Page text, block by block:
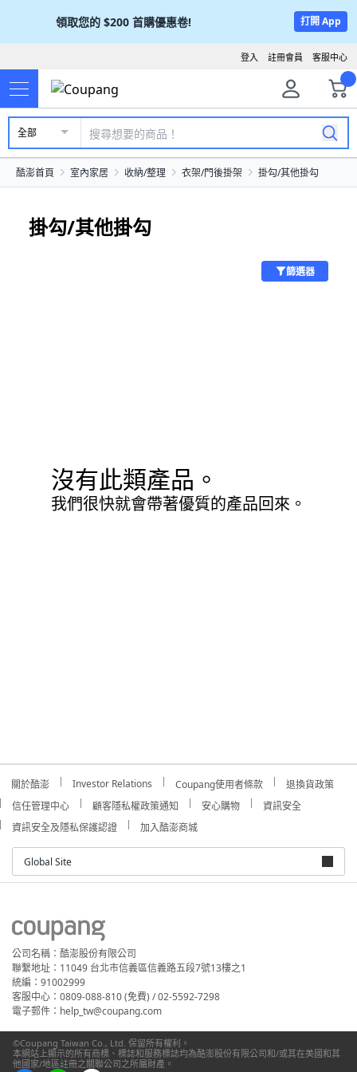
領取您的 $200 首購優惠卷! 打開 App
客服中心
註冊會員
登入
全部
酷澎首頁 室內家居 收納/整理 衣架/門後掛架 掛勾/其他掛勾
掛勾/其他掛勾
篩選器
沒有此類產品。
我們很快就會帶著優質的產品回來。
關於酷澎 Investor Relations Coupang使用者條款
退換貨政策
信任管理中心
顧客隱私權政策通知 安心購物
資訊安全
資訊安全及隱私保護認證
加入酷澎商城
Global Site
公司名稱：酷澎股份有限公司
聯繫地址：11049 台北市信義區信義路五段7號13樓之1
統編：91002999
客服中心：0809-088-810 (免費) / 02-5592-7298
電子郵件：help_tw@coupang.com
©Coupang Taiwan Co., Ltd. 保留所有權利。
本網站上顯示的所有商標、標誌和服務標誌均為酷澎股份有限公司和/或其在美國和其
他國家/地區註冊之關聯公司之所屬財產。